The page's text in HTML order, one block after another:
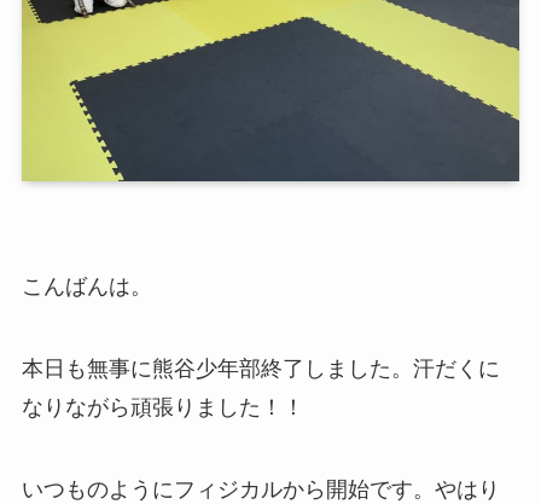
こんばんは。
本日も無事に熊谷少年部終了しました。汗だくに
なりながら頑張りました！！
いつものようにフィジカルから開始です。やはり